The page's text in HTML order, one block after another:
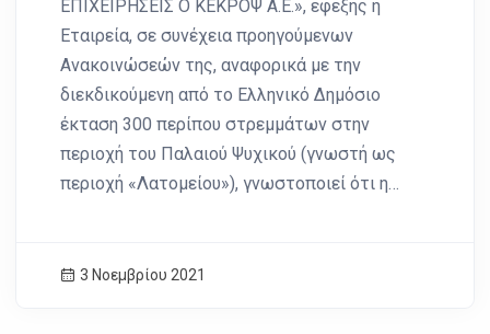
ΕΠΙΧΕΙΡΗΣΕΙΣ Ο ΚΕΚΡΟΨ Α.Ε.», εφεξής η
Εταιρεία, σε συνέχεια προηγούμενων
Ανακοινώσεών της, αναφορικά με την
διεκδικούμενη από το Ελληνικό Δημόσιο
έκταση 300 περίπου στρεμμάτων στην
περιοχή του Παλαιού Ψυχικού (γνωστή ως
περιοχή «Λατομείου»), γνωστοποιεί ότι η…
3 Νοεμβρίου 2021